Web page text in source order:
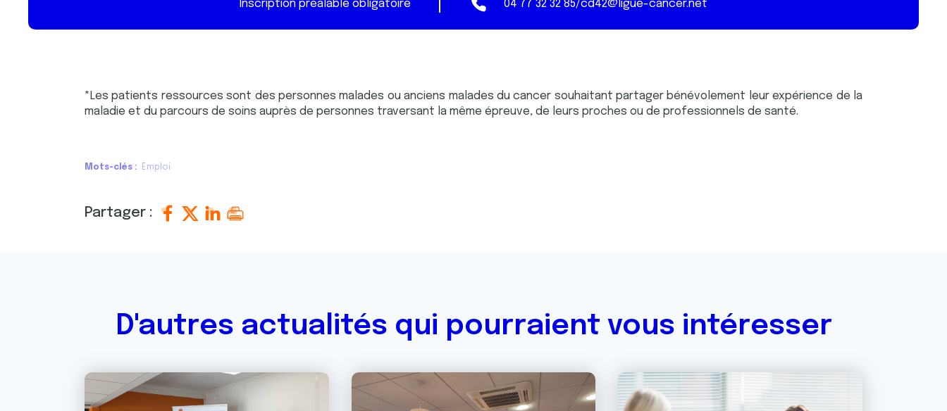
Inscription préalable obligatoire 04 77 32 32 85/cd42@ligue-cancer.net
*Les patients ressources sont des personnes malades ou anciens malades du cancer souhaitant partager bénévolement leur expérience de la
maladie et du parcours de soins auprès de personnes traversant la même épreuve, de leurs proches ou de professionnels de santé.
Mots-clés Emploi
Partager :
D'autres actualités qui pourraient vous intéresser